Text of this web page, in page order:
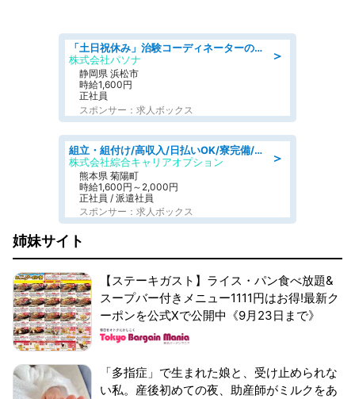
＞
「土日祝休み」治験コーディネーターのお仕事/未経験OK
株式会社パソナ
静岡県 浜松市
時給1,600円
正社員
スポンサー：求人ボックス
＞
組立・組付け/高収入/日払いOK/寮完備/交替制/20・30・40代活躍中
株式会社綜合キャリアオプション
熊本県 菊陽町
時給1,600円～2,000円
正社員 / 派遣社員
スポンサー：求人ボックス
姉妹サイト
【ステーキガスト】ライス・パン食べ放題&
スープバー付きメニュー1111円はお得!最新ク
ーポンを公式Xで公開中《9月23日まで》
「多指症」で生まれた娘と、受け止められな
い私。産後初めての夜、助産師がミルクをあ